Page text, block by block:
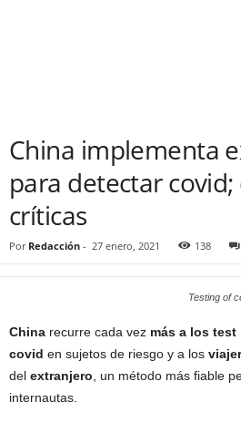
China implementa
para detectar covid;
críticas
Por Redacción - 27 enero, 2021 138
Testing of
China recurre cada vez más a los test
covid en sujetos de riesgo y a los
del extranjero , un método más fiable
internautas.